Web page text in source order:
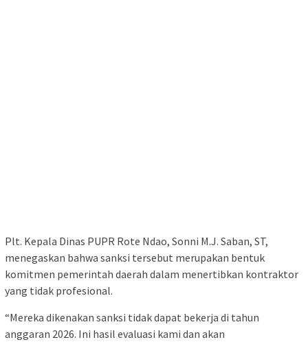
Plt. Kepala Dinas PUPR Rote Ndao, Sonni M.J. Saban, ST,
menegaskan bahwa sanksi tersebut merupakan bentuk
komitmen pemerintah daerah dalam menertibkan kontraktor
yang tidak profesional.
“Mereka dikenakan sanksi tidak dapat bekerja di tahun
anggaran 2026. Ini hasil evaluasi kami dan akan